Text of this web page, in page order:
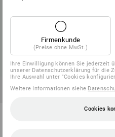
Firmenkunde
(Preise ohne MwSt.)
Ihre Einwilligung können Sie jederzeit
unserer Datenschutzerklärung für die
Ihre Auswahl unter "Cookies
Weitere Informationen siehe
Cookies